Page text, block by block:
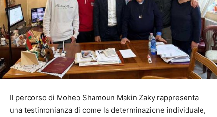
Il percorso di Moheb Shamoun Makin Zaky rappresenta
una testimonianza di come la determinazione individuale,